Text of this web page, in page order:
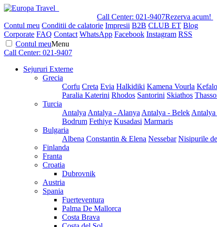
Call Center: 021-9407Rezerva acum!
Contul meu Conditii de calatorie Impresii B2B CLUB ET Blog
Corporate FAQ Contact WhatsApp Facebook Instagram RSS
Contul meuMenu
Call Center: 021-9407
Sejururi Externe
Grecia
Corfu Creta Evia Halkidiki Kamena Vourla
Paralia Katerini Rhodos Santorini Skiathos
Turcia
Antalya Antalya - Alanya Antalya - Belek
Bodrum Fethiye Kusadasi Marmaris
Bulgaria
Albena Constantin & Elena Nessebar Nisipurile
Finlanda
Franta
Croatia
Dubrovnik
Austria
Spania
Fuerteventura
Palma De Mallorca
Costa Brava